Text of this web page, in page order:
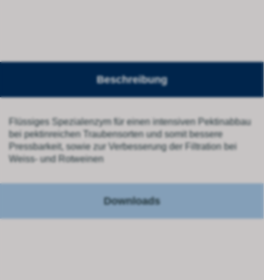
Beschreibung
Flüssiges Spezialenzym für einen intensiven Pektinabbau
bei pektinreichen Traubensorten und somit bessere
Pressbarkeit, sowie zur Verbesserung der Filtration bei
Weiss- und Rotweinen
Downloads